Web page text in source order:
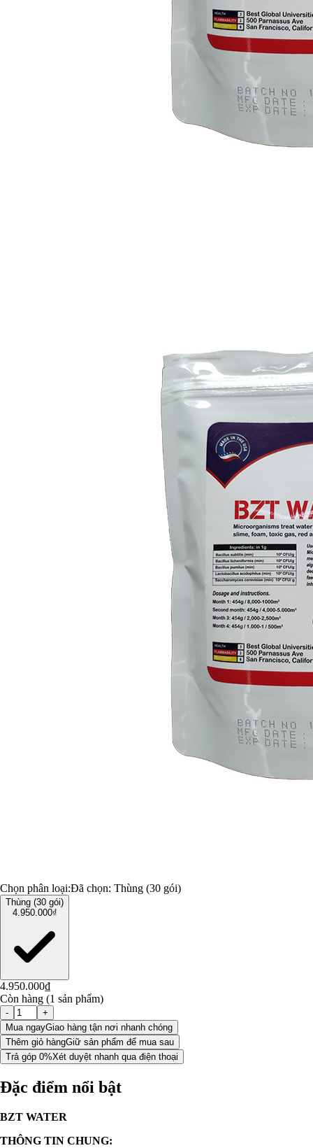
Chọn phân loại:Đã chọn: Thùng (30 gói)
Thùng (30 gói)
4.950.000₫
4.950.000₫
Còn hàng (1 sản phẩm)
-
+
Mua ngayGiao hàng tận nơi nhanh chóng
Thêm giỏ hàngGiữ sản phẩm để mua sau
Trả góp 0%Xét duyệt nhanh qua điện thoại
Đặc điểm nổi bật
BZT WATER
THÔNG TIN CHUNG: